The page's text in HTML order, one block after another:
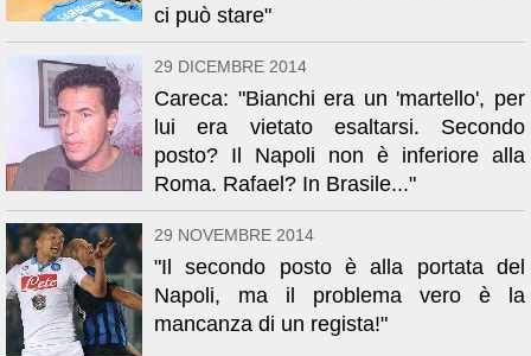
ci può stare"
29 DICEMBRE 2014
Careca: "Bianchi era un 'martello', per
lui era vietato esaltarsi. Secondo
posto? Il Napoli non è inferiore alla
Roma. Rafael? In Brasile..."
29 NOVEMBRE 2014
"Il secondo posto è alla portata del
Napoli, ma il problema vero è la
mancanza di un regista!"